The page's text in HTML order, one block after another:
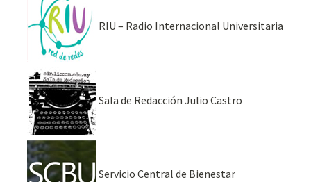
RIU – Radio Internacional Universitaria
Sala de Redacción Julio Castro
Servicio Central de Bienestar